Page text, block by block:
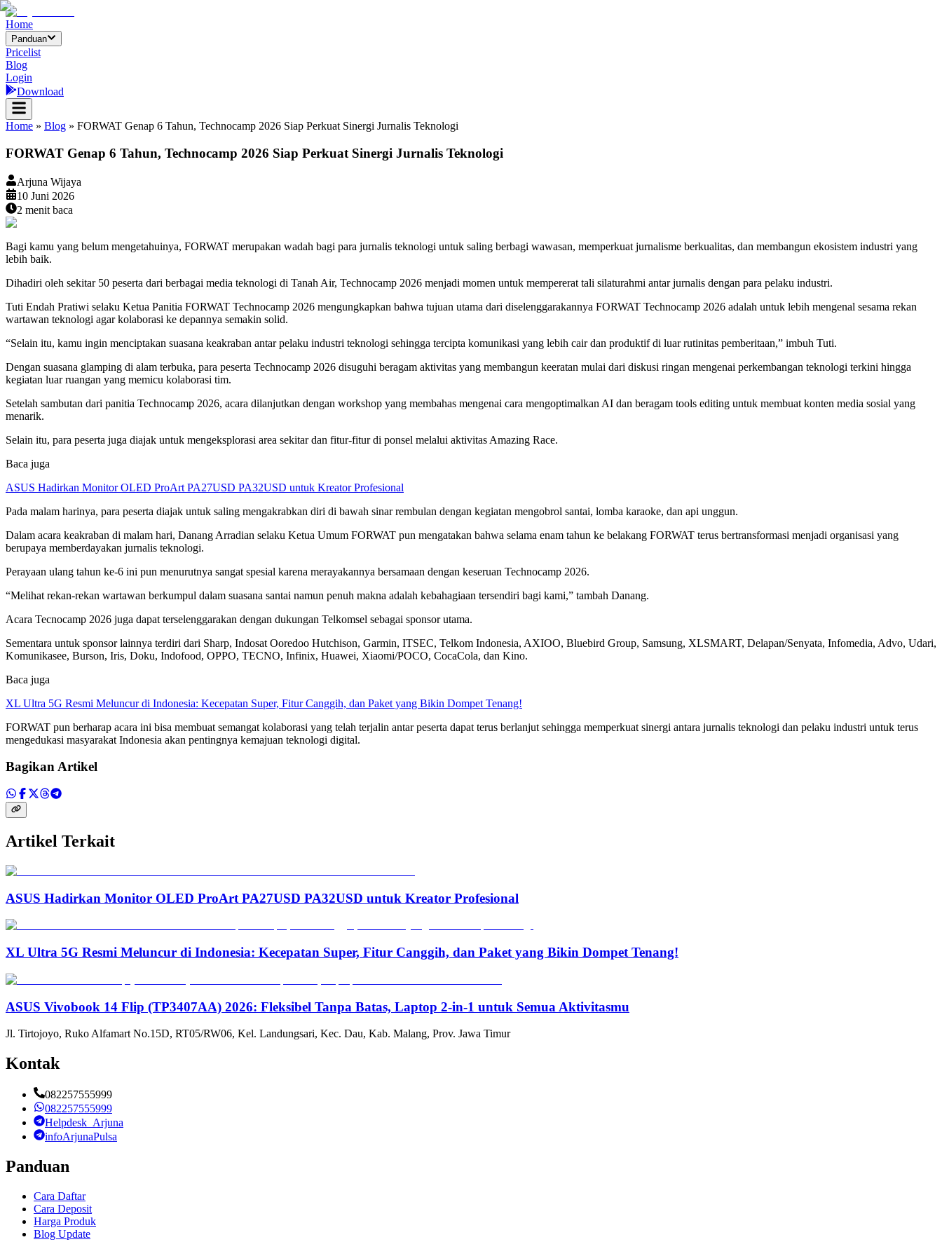
Home
Panduan
Pricelist
Blog
Login
Download
Home » Blog » FORWAT Genap 6 Tahun, Technocamp 2026 Siap Perkuat Sinergi Jurnalis Teknologi
FORWAT Genap 6 Tahun, Technocamp 2026 Siap Perkuat Sinergi Jurnalis Teknologi
Arjuna Wijaya
10 Juni 2026
2 menit baca
Bagi kamu yang belum mengetahuinya, FORWAT merupakan wadah bagi para jurnalis teknologi untuk saling berbagi wawasan, memperkuat jurnalisme berkualitas, dan membangun ekosistem industri yang
lebih baik.
Dihadiri oleh sekitar 50 peserta dari berbagai media teknologi di Tanah Air, Technocamp 2026 menjadi momen untuk mempererat tali silaturahmi antar jurnalis dengan para pelaku industri.
Tuti Endah Pratiwi selaku Ketua Panitia FORWAT Technocamp 2026 mengungkapkan bahwa tujuan utama dari diselenggarakannya FORWAT Technocamp 2026 adalah untuk lebih mengenal sesama rekan
wartawan teknologi agar kolaborasi ke depannya semakin solid.
“Selain itu, kamu ingin menciptakan suasana keakraban antar pelaku industri teknologi sehingga tercipta komunikasi yang lebih cair dan produktif di luar rutinitas pemberitaan,” imbuh Tuti.
Dengan suasana glamping di alam terbuka, para peserta Technocamp 2026 disuguhi beragam aktivitas yang membangun keeratan mulai dari diskusi ringan mengenai perkembangan teknologi terkini hingga
kegiatan luar ruangan yang memicu kolaborasi tim.
Setelah sambutan dari panitia Technocamp 2026, acara dilanjutkan dengan workshop yang membahas mengenai cara mengoptimalkan AI dan beragam tools editing untuk membuat konten media sosial yang
menarik.
Selain itu, para peserta juga diajak untuk mengeksplorasi area sekitar dan fitur-fitur di ponsel melalui aktivitas Amazing Race.
Baca juga
ASUS Hadirkan Monitor OLED ProArt PA27USD PA32USD untuk Kreator Profesional
Pada malam harinya, para peserta diajak untuk saling mengakrabkan diri di bawah sinar rembulan dengan kegiatan mengobrol santai, lomba karaoke, dan api unggun.
Dalam acara keakraban di malam hari, Danang Arradian selaku Ketua Umum FORWAT pun mengatakan bahwa selama enam tahun ke belakang FORWAT terus bertransformasi menjadi organisasi yang
berupaya memberdayakan jurnalis teknologi.
Perayaan ulang tahun ke-6 ini pun menurutnya sangat spesial karena merayakannya bersamaan dengan keseruan Technocamp 2026.
“Melihat rekan-rekan wartawan berkumpul dalam suasana santai namun penuh makna adalah kebahagiaan tersendiri bagi kami,” tambah Danang.
Acara Tecnocamp 2026 juga dapat terselenggarakan dengan dukungan Telkomsel sebagai sponsor utama.
Sementara untuk sponsor lainnya terdiri dari Sharp, Indosat Ooredoo Hutchison, Garmin, ITSEC, Telkom Indonesia, AXIOO, Bluebird Group, Samsung, XLSMART, Delapan/Senyata, Infomedia, Advo, Udari,
Komunikasee, Burson, Iris, Doku, Indofood, OPPO, TECNO, Infinix, Huawei, Xiaomi/POCO, CocaCola, dan Kino.
Baca juga
XL Ultra 5G Resmi Meluncur di Indonesia: Kecepatan Super, Fitur Canggih, dan Paket yang Bikin Dompet Tenang!
FORWAT pun berharap acara ini bisa membuat semangat kolaborasi yang telah terjalin antar peserta dapat terus berlanjut sehingga memperkuat sinergi antara jurnalis teknologi dan pelaku industri untuk terus
mengedukasi masyarakat Indonesia akan pentingnya kemajuan teknologi digital.
Bagikan Artikel
Artikel Terkait
ASUS Hadirkan Monitor OLED ProArt PA27USD PA32USD untuk Kreator Profesional
XL Ultra 5G Resmi Meluncur di Indonesia: Kecepatan Super, Fitur Canggih, dan Paket yang Bikin Dompet Tenang!
ASUS Vivobook 14 Flip (TP3407AA) 2026: Fleksibel Tanpa Batas, Laptop 2-in-1 untuk Semua Aktivitasmu
Jl. Tirtojoyo, Ruko Alfamart No.15D, RT05/RW06, Kel. Landungsari, Kec. Dau, Kab. Malang, Prov. Jawa Timur
Kontak
082257555999
082257555999
Helpdesk_Arjuna
infoArjunaPulsa
Panduan
Cara Daftar
Cara Deposit
Harga Produk
Blog Update